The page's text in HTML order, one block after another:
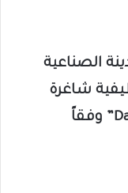
الصناعية
شاغرة
بمسمى “مدخل بيانات / Data Entry” وفقاً